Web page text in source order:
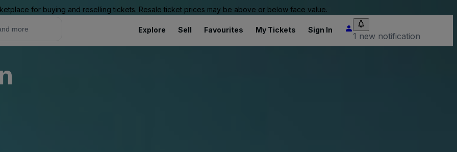
for buying and reselling tickets. Resale ticket prices may be above or below face value.
Explore Sell Favourites My Tickets Sign In
1 new notification